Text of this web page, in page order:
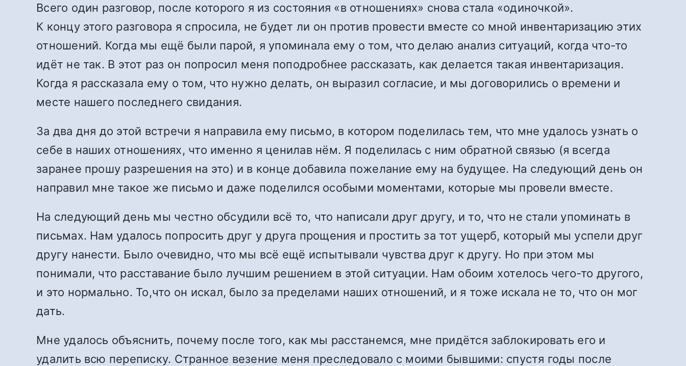
Всего один разговор, после которого я из состояния «в отношениях» снова стала «одиночкой».
К концу этого разговора я спросила, не будет ли он против провести вместе со мной инвентаризацию этих
отношений. Когда мы ещё были парой, я упоминала ему о том, что делаю анализ ситуаций, когда что-то
идёт не так. В этот раз он попросил меня поподробнее рассказать, как делается такая инвентаризация.
Когда я рассказала ему о том, что нужно делать, он выразил согласие, и мы договорились о времени и
месте нашего последнего свидания.
За два дня до этой встречи я направила ему письмо, в котором поделилась тем, что мне удалось узнать о
себе в наших отношениях, что именно я ценилав нём. Я поделилась с ним обратной связью (я всегда
заранее прошу разрешения на это) и в конце добавила пожелание ему на будущее. На следующий день он
направил мне такое же письмо и даже поделился особыми моментами, которые мы провели вместе.
На следующий день мы честно обсудили всё то, что написали друг другу, и то, что не стали упоминать в
письмах. Нам удалось попросить друг у друга прощения и простить за тот ущерб, который мы успели друг
другу нанести. Было очевидно, что мы всё ещё испытывали чувства друг к другу. Но при этом мы
понимали, что расставание было лучшим решением в этой ситуации. Нам обоим хотелось чего-то другого,
и это нормально. То,что он искал, было за пределами наших отношений, и я тоже искала не то, что он мог
дать.
Мне удалось объяснить, почему после того, как мы расстанемся, мне придётся заблокировать его и
удалить всю переписку. Странное везение меня преследовало с моими бывшими: спустя годы после